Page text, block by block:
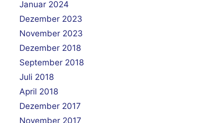
Januar 2024
Dezember 2023
November 2023
Dezember 2018
September 2018
Juli 2018
April 2018
Dezember 2017
November 2017